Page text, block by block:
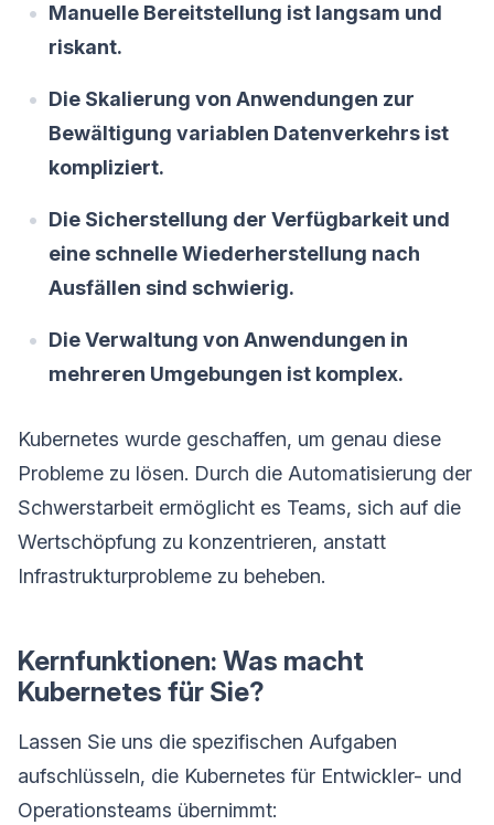
Manuelle Bereitstellung ist langsam und
riskant.
Die Skalierung von Anwendungen zur
Bewältigung variablen Datenverkehrs ist
kompliziert.
Die Sicherstellung der Verfügbarkeit und
eine schnelle Wiederherstellung nach
Ausfällen sind schwierig.
Die Verwaltung von Anwendungen in
mehreren Umgebungen ist komplex.
Kubernetes wurde geschaffen, um genau diese
Probleme zu lösen. Durch die Automatisierung der
Schwerstarbeit ermöglicht es Teams, sich auf die
Wertschöpfung zu konzentrieren, anstatt
Infrastrukturprobleme zu beheben.
Kernfunktionen: Was macht
Kubernetes für Sie?
Lassen Sie uns die spezifischen Aufgaben
aufschlüsseln, die Kubernetes für Entwickler- und
Operationsteams übernimmt: